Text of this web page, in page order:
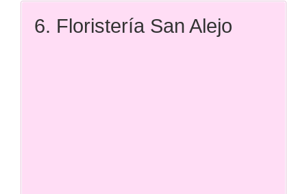
6. Floristería San Alejo